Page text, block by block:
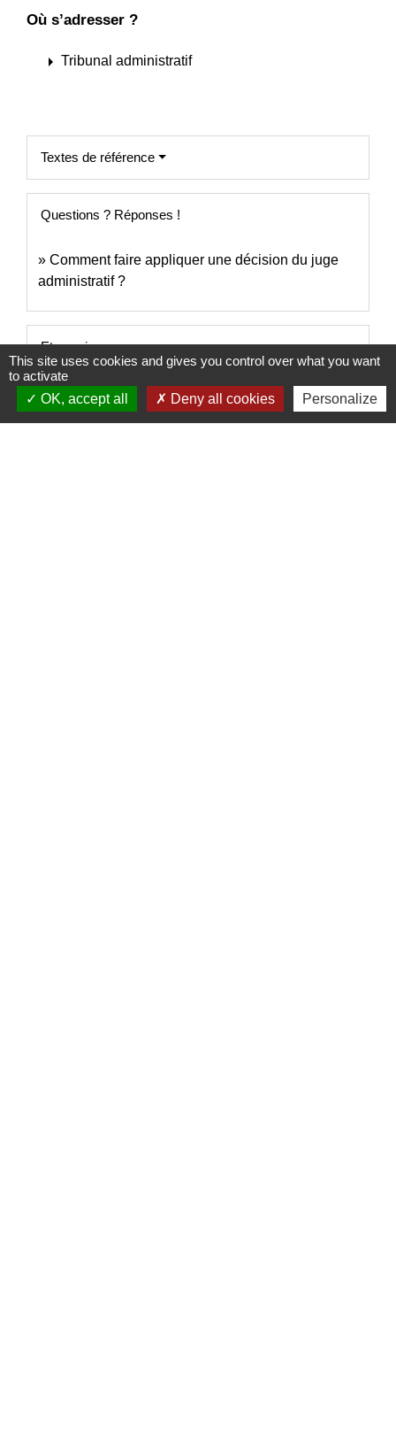
Où s’adresser ?
arrow_right Tribunal administratif
Textes de référence
Questions ? Réponses !
Comment faire appliquer une décision du juge
administratif ?
Et aussi
Agir en justice contre l'administration
Papiers - Citoyenneté - Élections
This site uses cookies and gives you control over what you want
to activate
OK, accept all
Deny all cookies Personalize